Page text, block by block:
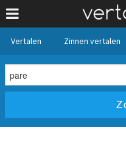
Vertalen Zinnen vertalen